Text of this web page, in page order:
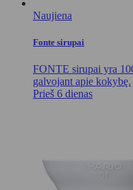
Naujiena
Fonte sirupai
FONTE sirupai yra
galvojant apie kokybę.
Prieš 6 dienas